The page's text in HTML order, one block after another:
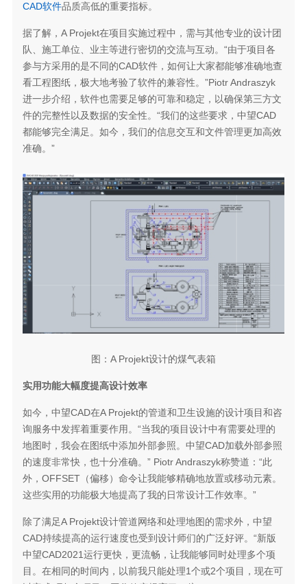
CAD软件品质高低的重要指标。
据了解，A Projekt在项目实施过程中，需与其他专业的设计团
队、施工单位、业主等进行密切的交流与互动。“由于项目各
参与方采用的是不同的CAD软件，如何让大家都能够准确地查
看工程图纸，极大地考验了软件的兼容性。”Piotr Andraszyk
进一步介绍，软件也需要足够的可靠和稳定，以确保第三方文
件的完整性以及数据的安全性。“我们的这些要求，中望CAD
都能够完全满足。如今，我们的信息交互和文件管理更加高效
准确。”
图：A Projekt设计的煤气表箱
实用功能大幅度提高设计效率
如今，中望CAD在A Projekt的管道和卫生设施的设计项目和咨
询服务中发挥着重要作用。“当我的项目设计中有需要处理的
地图时，我会在图纸中添加外部参照。中望CAD加载外部参照
的速度非常快，也十分准确。” Piotr Andraszyk称赞道：“此
外，OFFSET（偏移）命令让我能够精确地放置或移动元素。
这些实用的功能极大地提高了我的日常设计工作效率。”
除了满足A Projekt设计管道网络和处理地图的需求外，中望
CAD持续提高的运行速度也受到设计师们的广泛好评。“新版
中望CAD2021运行更快，更流畅，让我能够同时处理多个项
目。在相同的时间内，以前我只能处理1个或2个项目，现在可